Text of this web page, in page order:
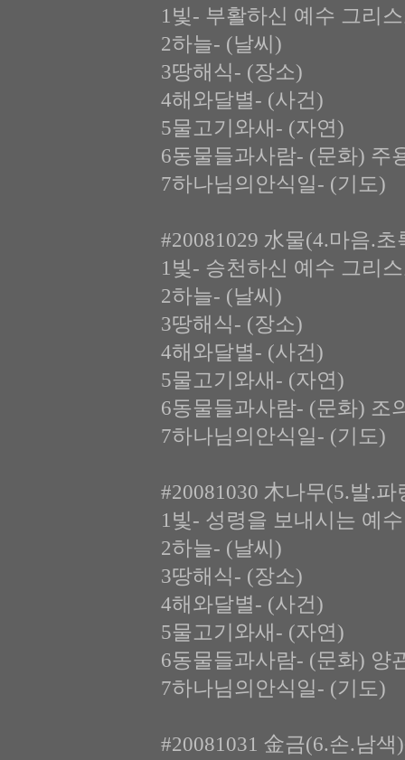
1빛- 부활하신 예수 그리
2하늘- (날씨)
3땅해식- (장소)
4해와달별- (사건)
5물고기와새- (자연)
6동물들과사람- (문화) 주
7하나님의안식일- (기도)
#20081029 水물(4.마음.초
1빛- 승천하신 예수 그리
2하늘- (날씨)
3땅해식- (장소)
4해와달별- (사건)
5물고기와새- (자연)
6동물들과사람- (문화) 조
7하나님의안식일- (기도)
#20081030 木나무(5.발.파
1빛- 성령을 보내시는 예
2하늘- (날씨)
3땅해식- (장소)
4해와달별- (사건)
5물고기와새- (자연)
6동물들과사람- (문화) 양
7하나님의안식일- (기도)
#20081031 金금(6.손.남색